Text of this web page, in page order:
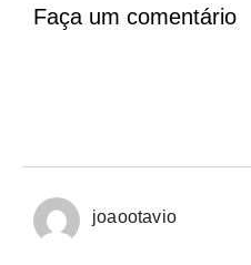
Faça um comentário
joaootavio